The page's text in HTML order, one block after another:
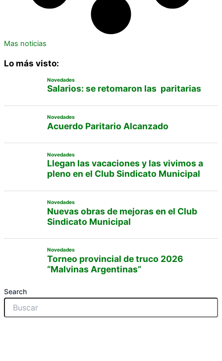
Mas noticias
Lo más visto:
Novedades
Salarios: se retomaron las paritarias
Novedades
Acuerdo Paritario Alcanzado
Novedades
Llegan las vacaciones y las vivimos a
pleno en el Club Sindicato Municipal
Novedades
Nuevas obras de mejoras en el Club
Sindicato Municipal
Novedades
Torneo provincial de truco 2026
“Malvinas Argentinas”
Search